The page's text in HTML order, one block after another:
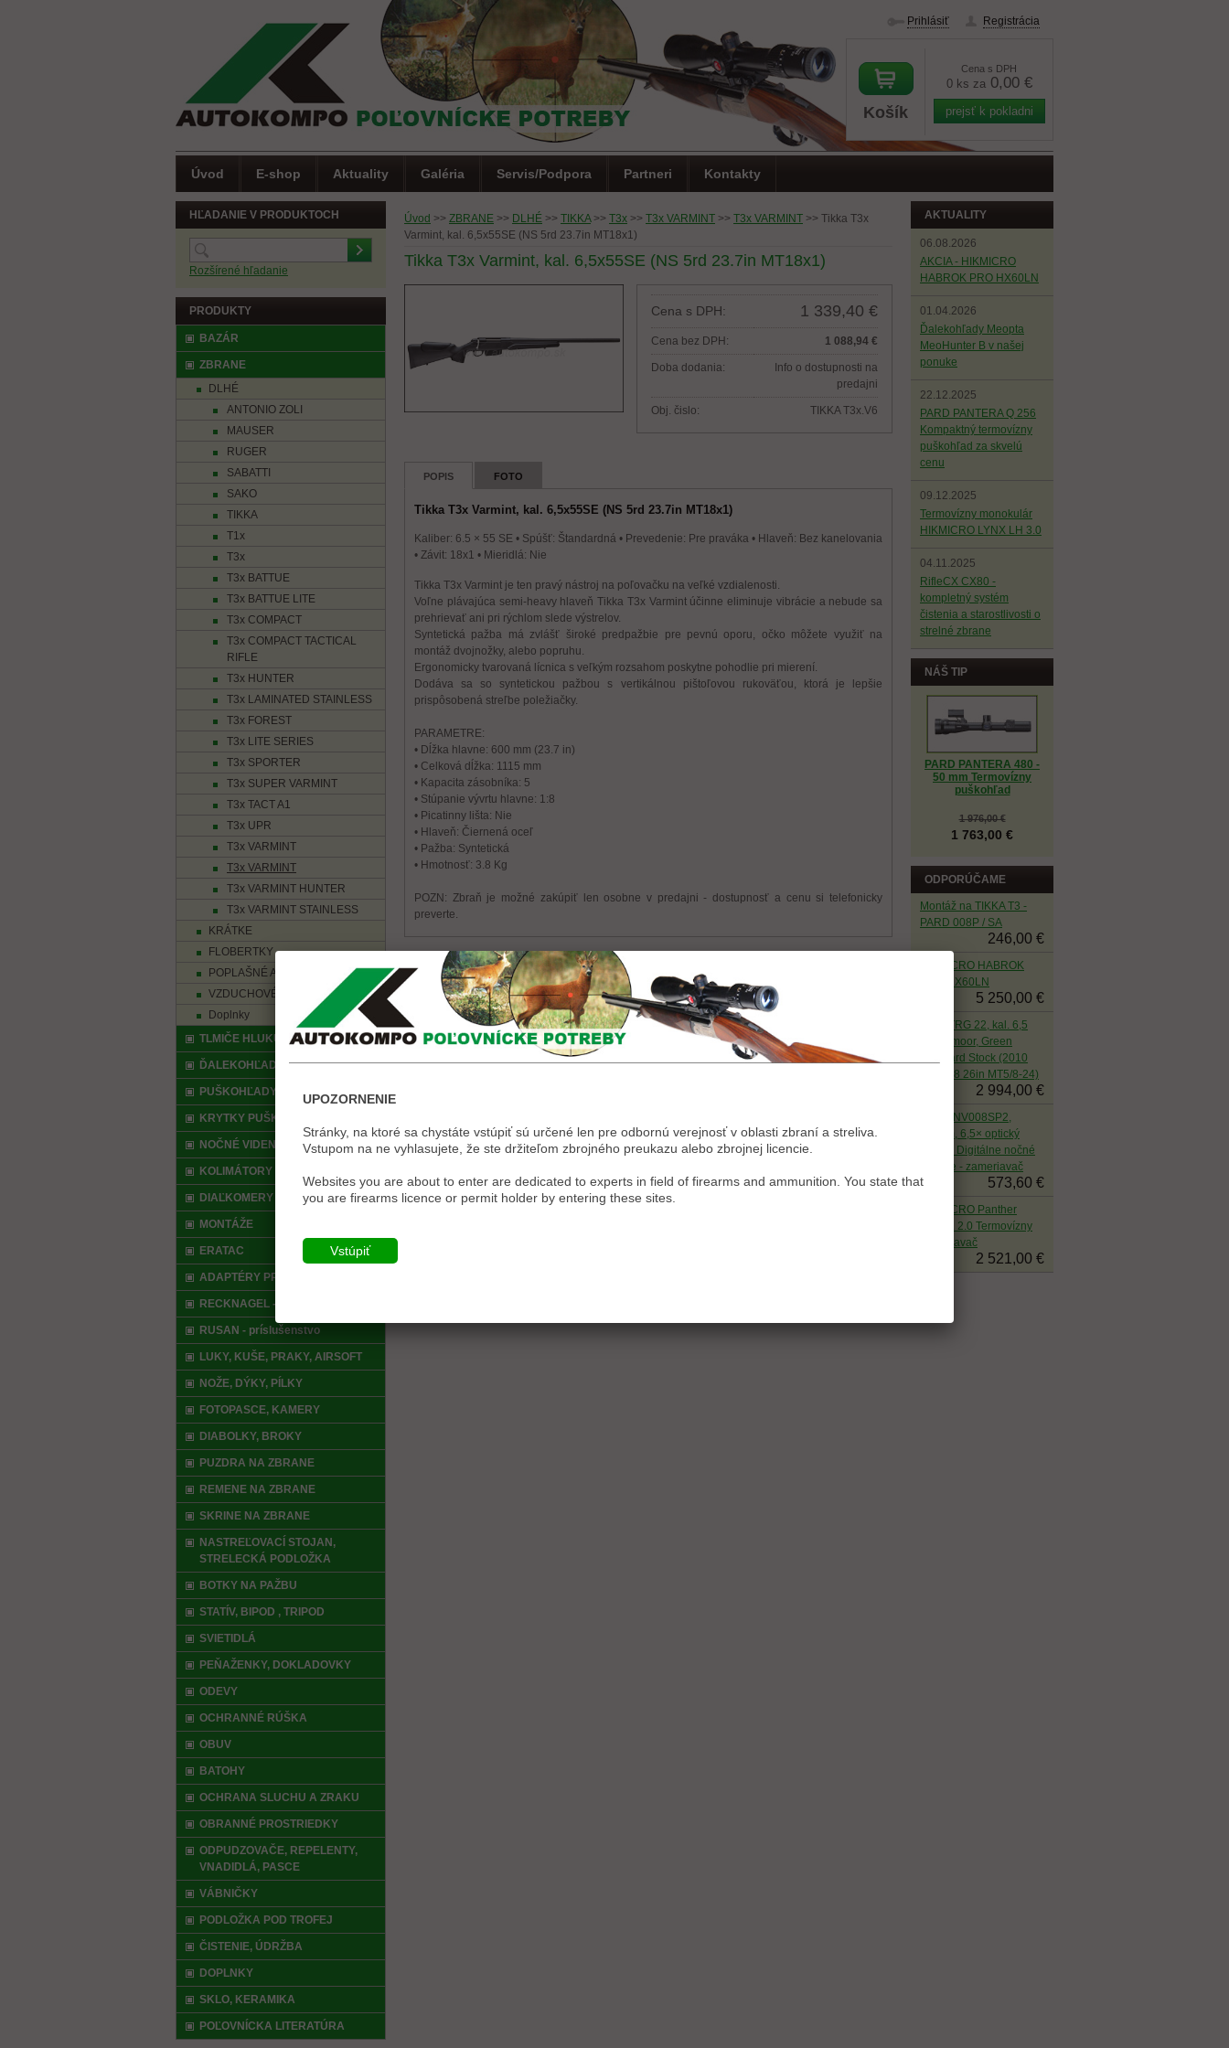
Úvod >> ZBRANE >> DLHÉ >> TIKKA >> T3x >> T3x VARMINT >> T3x VARMINT >> Tikka T3x
Varmint, kal. 6,5x55SE (NS 5rd 23.7in MT18x1)
Tikka T3x Varmint, kal. 6,5x55SE (NS 5rd 23.7in MT18x1)
Cena s DPH: 1 339,40 €
Cena bez DPH: 1 088,94 €
Doba dodania:
Info o dostupnosti na
predajni
Obj. čislo: TIKKA T3x.V6
POPIS FOTO
Tikka T3x Varmint, kal. 6,5x55SE (NS 5rd 23.7in MT18x1)
Kaliber: 6.5 × 55 SE • Spúšť: Štandardná • Prevedenie: Pre praváka • Hlaveň: Bez kanelovania
• Závit: 18x1 • Mieridlá: Nie
Tikka T3x Varmint je ten pravý nástroj na poľovačku na veľké vzdialenosti.
Voľne plávajúca semi-heavy hlaveň Tikka T3x Varmint účinne eliminuje vibrácie a nebude sa
prehrievať ani pri rýchlom slede výstrelov.
Syntetická pažba má zvlášť široké predpažbie pre pevnú oporu, očko môžete využiť na
montáž dvojnožky, alebo popruhu.
Ergonomicky tvarovaná lícnica s veľkým rozsahom poskytne pohodlie pri mierení.
Dodáva sa so syntetickou pažbou s vertikálnou pištoľovou rukoväťou, ktorá je lepšie
prispôsobená streľbe poležiačky.
PARAMETRE:
• Dĺžka hlavne: 600 mm (23.7 in)
• Celková dĺžka: 1115 mm
• Kapacita zásobníka: 5
• Stúpanie vývrtu hlavne: 1:8
• Picatinny lišta: Nie
• Hlaveň: Čiernená oceľ
• Pažba: Syntetická
• Hmotnosť: 3.8 Kg
POZN: Zbraň je možné zakúpiť len osobne v predajni - dostupnosť a cenu si telefonicky
preverte.
HĽADANIE V PRODUKTOCH
Rozšírené hľadanie
PRODUKTY
BAZÁR
ZBRANE
DLHÉ
ANTONIO ZOLI
MAUSER
RUGER
SABATTI
SAKO
TIKKA
T1x
T3x
T3x BATTUE
T3x BATTUE LITE
T3x COMPACT
T3x COMPACT TACTICAL
RIFLE
T3x HUNTER
T3x LAMINATED STAINLESS
T3x FOREST
T3x LITE SERIES
T3x SPORTER
T3x SUPER VARMINT
T3x TACT A1
T3x UPR
T3x VARMINT
T3x VARMINT
T3x VARMINT HUNTER
T3x VARMINT STAINLESS
KRÁTKE
FLOBERTKY
POPLAŠNÉ A PLYNOVÉ
VZDUCHOVÉ
Doplnky
TLMIČE HLUKU VÝSTRELU
ĎALEKOHĽADY
PUŠKOHĽADY
KRYTKY PUŠKOHĽADU
NOČNÉ VIDENIA, TERMOVÍZIE
KOLIMÁTORY
DIAĽKOMERY
MONTÁŽE
ERATAC
ADAPTÉRY PRE NOČNÉ VIDENIE
RECKNAGEL - príslušenstvo
RUSAN - príslušenstvo
LUKY, KUŠE, PRAKY, AIRSOFT
NOŽE, DÝKY, PÍLKY
FOTOPASCE, KAMERY
DIABOLKY, BROKY
PUZDRA NA ZBRANE
REMENE NA ZBRANE
SKRINE NA ZBRANE
NASTREĽOVACÍ STOJAN,
STRELECKÁ PODLOŽKA
BOTKY NA PAŽBU
STATÍV, BIPOD , TRIPOD
SVIETIDLÁ
PEŇAŽENKY, DOKLADOVKY
ODEVY
OCHRANNÉ RÚŠKA
OBUV
BATOHY
OCHRANA SLUCHU A ZRAKU
OBRANNÉ PROSTRIEDKY
ODPUDZOVAČE, REPELENTY,
VNADIDLÁ, PASCE
VÁBNIČKY
PODLOŽKA POD TROFEJ
ČISTENIE, ÚDRŽBA
DOPLNKY
SKLO, KERAMIKA
POĽOVNÍCKA LITERATÚRA
AKTUALITY
06.08.2026
AKCIA - HIKMICRO
HABROK PRO HX60LN
01.04.2026
Ďalekohľady Meopta
MeoHunter B v našej
ponuke
22.12.2025
PARD PANTERA Q 256
Kompaktný termovízny
puškohľad za skvelú
cenu
09.12.2025
Termovízny monokulár
HIKMICRO LYNX LH 3.0
04.11.2025
RifleCX CX80 -
kompletný systém
čistenia a starostlivosti o
strelné zbrane
NÁŠ TIP
PARD PANTERA 480 -
50 mm Termovízny
puškohľad
1 976,00 €
1 763,00 €
ODPORÚČAME
Montáž na TIKKA T3 -
PARD 008P / SA
246,00 €
HIKMICRO HABROK
PRO HX60LN
5 250,00 €
Sako TRG 22, kal. 6,5
Creedmoor, Green
Standard Stock (2010
NS M08 26in MT5/8-24)
2 994,00 €
PARD NV008SP2,
940nm, 6,5× optický
zoom - Digitálne nočné
videnie - zameriavač
573,60 €
HIKMICRO Panther
PH50L 2.0 Termovízny
zameriavač
2 521,00 €
Úvod E-shop Aktuality Galéria Servis/Podpora Partneri Kontakty
Prihlásiť Registrácia
Košík
Cena s DPH
0 ks za 0,00 €
prejsť k pokladni
UPOZORNENIE
Stránky, na ktoré sa chystáte vstúpiť sú určené len pre odbornú verejnosť v oblasti zbraní a streliva.
Vstupom na ne vyhlasujete, že ste držiteľom zbrojného preukazu alebo zbrojnej licencie.
Websites you are about to enter are dedicated to experts in field of firearms and ammunition. You state that
you are firearms licence or permit holder by entering these sites.
Vstúpiť